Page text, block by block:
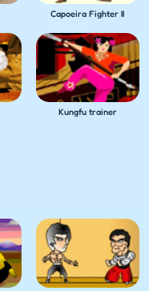
Capoeira Fighter II
Kungfu trainer